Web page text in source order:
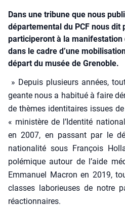
Dans une tribune que nous
départemental du PCF nous
participeront à la manifestation
dans le cadre d’une
départ du musée de Grenoble.
» Depuis plu­sieurs années,
geante nous a habi­tué à faire
de thèmes iden­ti­taires issues
« minis­tère de l’Identité
en 2007, en pas­sant par le
natio­na­li­té sous Fran­çois
polé­mique autour de l’aide
Emma­nuel Macron en 2019,
classes labo­rieuses de notre
réac­tion­naires.